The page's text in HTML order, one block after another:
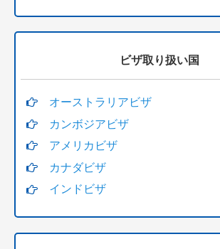
ビザ取り扱い国
オーストラリアビザ
カンボジアビザ
アメリカビザ
カナダビザ
インドビザ